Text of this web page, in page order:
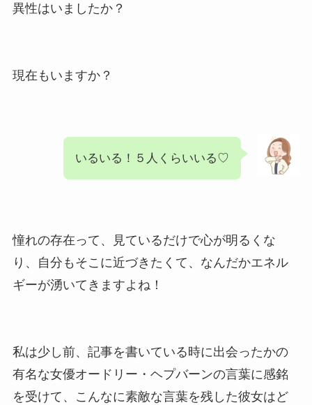
異性はいましたか？
現在もいますか？
いるいる！５人くらいいる♡
憧れの存在って、見ているだけで心が明るくな
り、自分もそこに近づきたくて、なんだかエネル
ギーが湧いてきますよね！
私は少し前、記事を書いている時に出会ったかの
有名な女優オードリー・ヘプバーンの言葉に感銘
を受けて、こんなに素敵な言葉を残した彼女はど